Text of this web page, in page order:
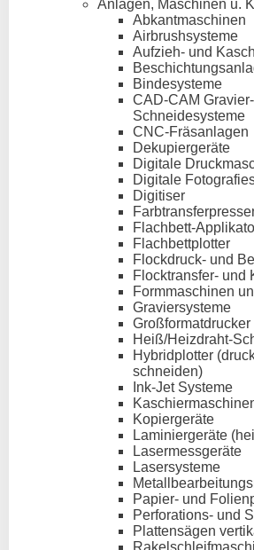
Anlagen, Maschinen u.
Abkantmaschinen
Airbrushsysteme
Aufzieh- und
Bindesysteme
CAD-CAM
Schneidesysteme
CNC-Fräsanlagen
Dekupiergeräte
Digitale
Digitale
Digitiser
Flachbett-
Flachbettplotter
Flockdruck- und
Flocktransfer- und
Formmaschinen
Graviersysteme
Großformatdrucker
Heiß/Heizdraht-
Hybridplotter
schneiden)
Ink-Jet Systeme
Kopiergeräte
Laminiergeräte
Lasermessgeräte
Lasersysteme
Papier- und
Perforations- und
Plattensägen